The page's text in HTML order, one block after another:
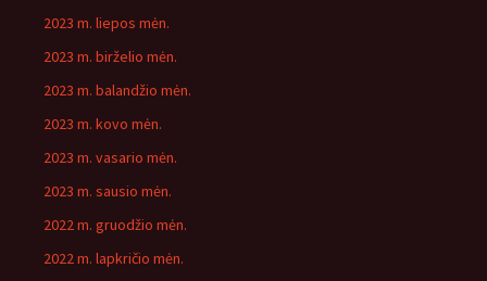
2023 m. liepos mėn.
2023 m. birželio mėn.
2023 m. balandžio mėn.
2023 m. kovo mėn.
2023 m. vasario mėn.
2023 m. sausio mėn.
2022 m. gruodžio mėn.
2022 m. lapkričio mėn.